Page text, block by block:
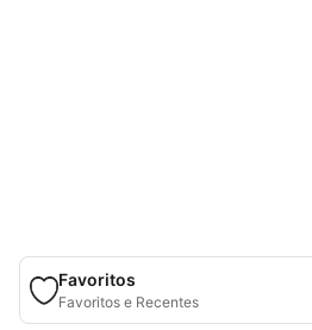
Favoritos
Favoritos e Recentes